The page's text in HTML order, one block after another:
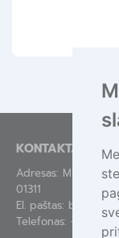
KONTAKTAI
Adresas: Mindaugo
01311
El. paštas:
Telefonas: +370 695